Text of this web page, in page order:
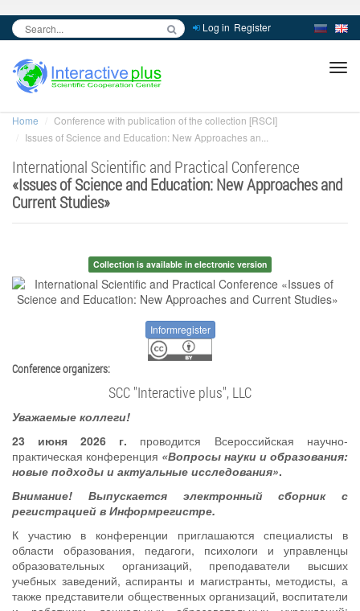
Log in Register
Home
Conference with publication of the collection [RSCI]
Issues of Science and Education: New Approaches an...
International Scientific and Practical Conference
«Issues of Science and Education: New Approaches and
Current Studies»
Collection is available in electronic version
Informregister
Conference organizers:
SCC "Interactive plus", LLC
Уважаемые коллеги!
23 июня 2026 г. проводится Всероссийская научно-
практическая конференция «Вопросы науки и образования:
новые подходы и актуальные исследования».
Внимание! Выпускается электронный сборник с
регистрацией в Информрегистре.
К участию в конференции приглашаются специалисты в
области образования, педагоги, психологи и управленцы
образовательных организаций, преподаватели высших
учебных заведений, аспиранты и магистранты, методисты, а
также представители общественных организаций, воспитатели